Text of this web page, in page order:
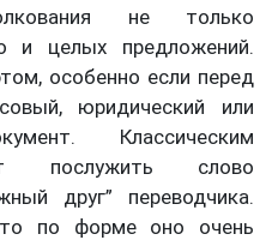
не только
и целых предложений.
особенно если перед
юридический или
Классическим
послужить слово
друг” переводчика.
по форме оно очень